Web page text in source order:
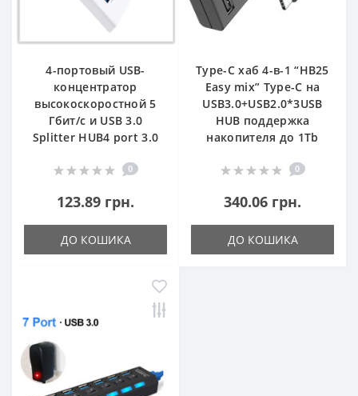
4-портовый USB-
концентратор
высокоскоростной 5
Гбит/с и USB 3.0
Splitter HUB4 port 3.0
0
123.89 грн.
ДО КОШИКА
Type-C хаб 4-в-1 “HB25
Easy mix” Type-C на
USB3.0+USB2.0*3USB
HUB поддержка
накопителя до 1Tb
0
340.06 грн.
ДО КОШИКА